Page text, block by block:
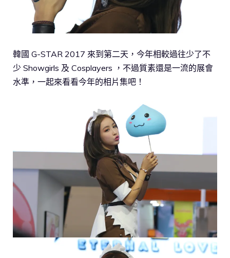
韓國 G-STAR 2017 來到第二天，今年相較過往少了不
少 Showgirls 及 Cosplayers ，不過質素還是一流的展會
水準，一起來看看今年的相片集吧！